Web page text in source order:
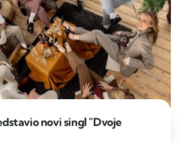
novi singl "Dvoje